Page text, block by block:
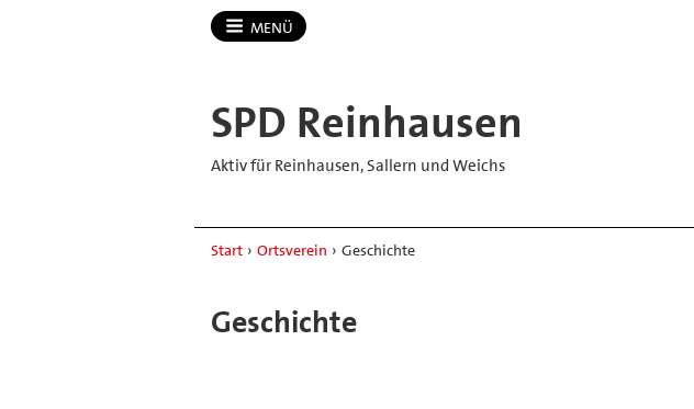
MENÜ
SPD Reinhausen
Aktiv für Reinhausen, Sallern und Weichs
Start › Ortsverein › Geschichte
Geschichte